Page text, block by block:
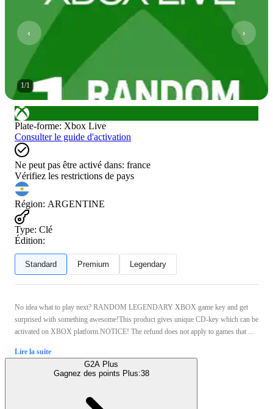
1/1
Plate-forme: Xbox Live
Consulter le guide d'activation
Ne peut pas être activé dans: france
Vérifiez les restrictions de pays
Région: ARGENTINE
Type: Clé
Édition:
Standard Premium Legendary
No idea what to play next? RANDOM LEGENDARY XBOX game key and get
surprised with something awesome!This product gives unique CD-key which can be
activated on XBOX platform.NOTICE! The refund does not apply to games that ...
Lire la suite
G2A Plus
Gagnez des points Plus:38